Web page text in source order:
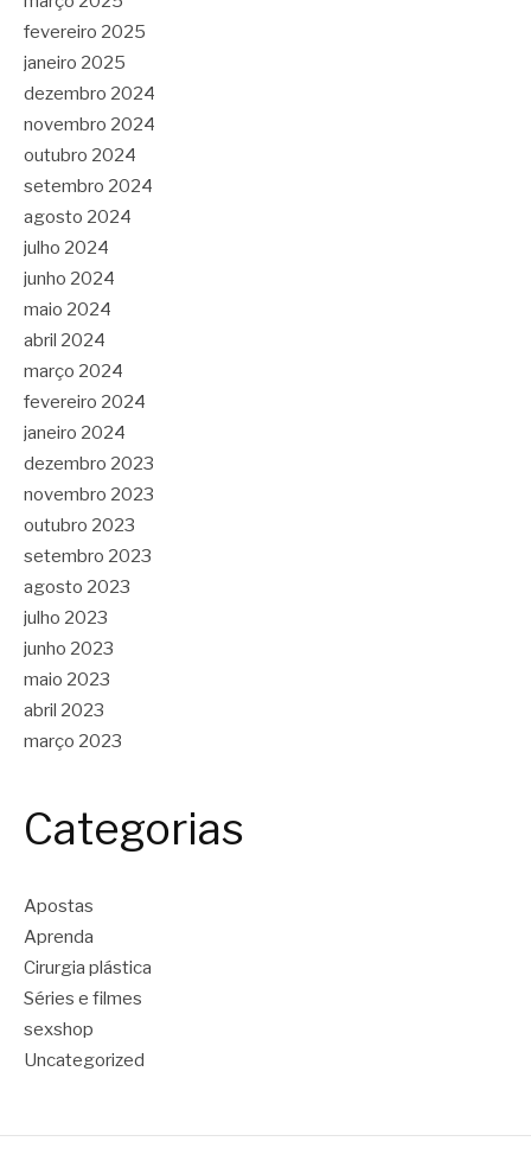
fevereiro 2025
janeiro 2025
dezembro 2024
novembro 2024
outubro 2024
setembro 2024
agosto 2024
julho 2024
junho 2024
maio 2024
abril 2024
março 2024
fevereiro 2024
janeiro 2024
dezembro 2023
novembro 2023
outubro 2023
setembro 2023
agosto 2023
julho 2023
junho 2023
maio 2023
abril 2023
março 2023
Categorias
Apostas
Aprenda
Cirurgia plástica
Séries e filmes
sexshop
Uncategorized